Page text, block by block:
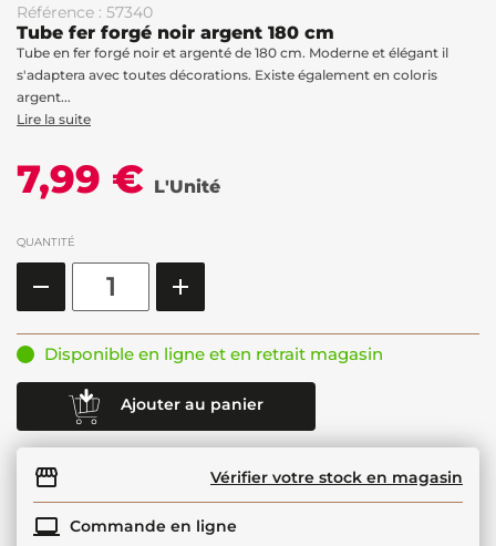
Référence : 57340
Tube fer forgé noir argent 180 cm
Tube en fer forgé noir et argenté de 180 cm. Moderne et élégant il
s'adaptera avec toutes décorations. Existe également en coloris
argent...
Lire la suite
7,99 € L'Unité
QUANTITÉ
Disponible en ligne et en retrait magasin
Ajouter au panier
Vérifier votre stock en magasin
Commande en ligne